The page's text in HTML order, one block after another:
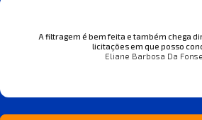
A filtragem é bem feita e também chega
licitações em que posso
Eliane Barbosa Da